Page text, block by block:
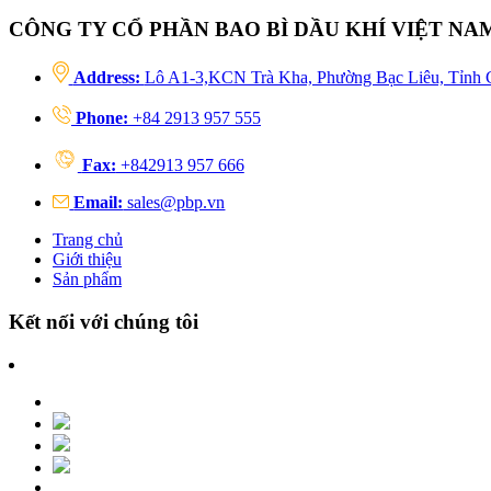
CÔNG TY CỔ PHẦN BAO BÌ DẦU KHÍ VIỆT
Address: Lô A1-3,KCN Trà Kha, Phường Bạc Liêu, Tỉnh
Phone: +84 2913 957 555
Fax: +842913 957 666
Email: sales@pbp.vn
Trang chủ
Giới thiệu
Sản phẩm
Kết nối với chúng tôi